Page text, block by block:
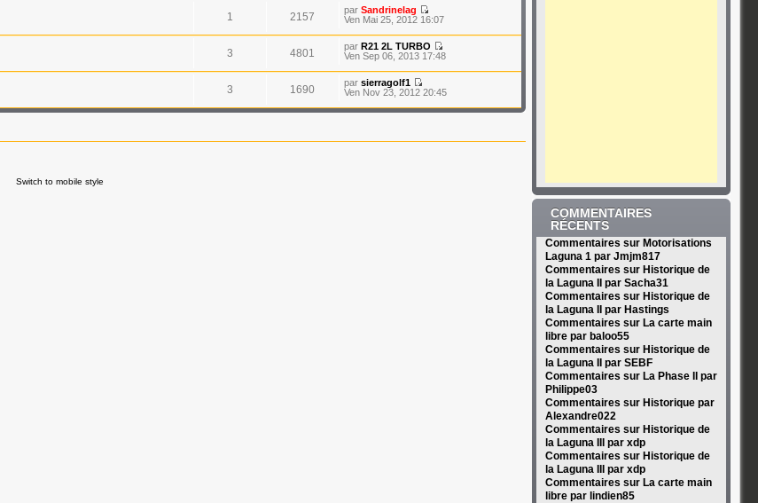
1 2157
par Sandrinelag
Ven Mai 25, 2012 16:07
3 4801
par R21 2L TURBO
Ven Sep 06, 2013 17:48
3 1690
par sierragolf1
Ven Nov 23, 2012 20:45
Switch to mobile style
COMMENTAIRES
RÉCENTS
Commentaires sur Motorisations
Laguna 1 par Jmjm817
Commentaires sur Historique de
la Laguna II par Sacha31
Commentaires sur Historique de
la Laguna II par Hastings
Commentaires sur La carte main
libre par baloo55
Commentaires sur Historique de
la Laguna II par SEBF
Commentaires sur La Phase II par
Philippe03
Commentaires sur Historique par
Alexandre022
Commentaires sur Historique de
la Laguna III par xdp
Commentaires sur Historique de
la Laguna III par xdp
Commentaires sur La carte main
libre par lindien85